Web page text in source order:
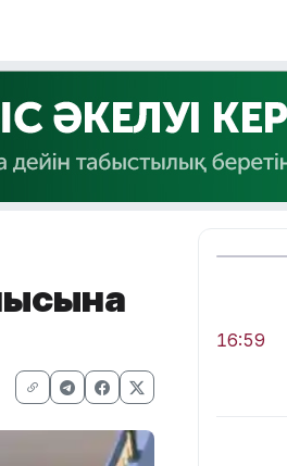
16:59